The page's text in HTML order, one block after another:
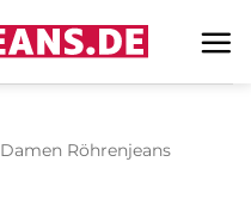
Damen Röhrenjeans